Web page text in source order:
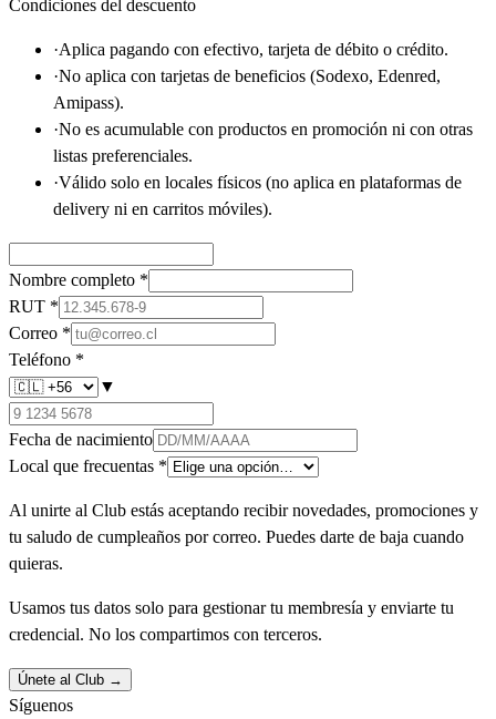
Condiciones del descuento
·Aplica pagando con efectivo, tarjeta de débito o crédito.
·No aplica con tarjetas de beneficios (Sodexo, Edenred,
Amipass).
·No es acumulable con productos en promoción ni con otras
listas preferenciales.
·Válido solo en locales físicos (no aplica en plataformas de
delivery ni en carritos móviles).
Nombre completo *
RUT *
Correo *
Teléfono *
▼
Fecha de nacimiento
Local que frecuentas *
Al unirte al Club estás aceptando recibir novedades, promociones y
tu saludo de cumpleaños por correo. Puedes darte de baja cuando
quieras.
Usamos tus datos solo para gestionar tu membresía y enviarte tu
credencial. No los compartimos con terceros.
Únete al Club →
Síguenos